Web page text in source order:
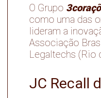
O Grupo
como uma das
lideram a
Associação
Legaltechs (Rio
JC Recall